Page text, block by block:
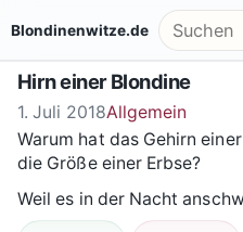
Blondinenwitze.de Suche
Hirn einer Blondine
1. Juli 2018Allgemein
Warum hat das Gehirn
die Größe einer Erbse?
Weil es in der Nacht